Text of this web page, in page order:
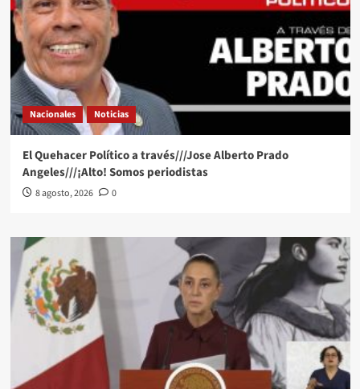
Nacionales Noticias
El Quehacer Político a través///Jose Alberto Prado
Angeles///¡Alto! Somos periodistas
8 agosto, 2026 0